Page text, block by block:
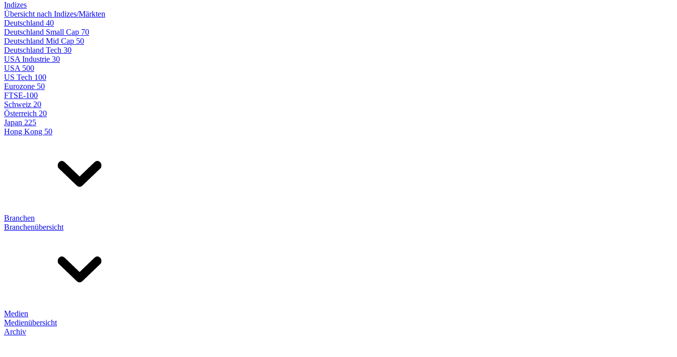
Indizes
Übersicht nach Indizes/Märkten
Deutschland 40
Deutschland Small Cap 70
Deutschland Mid Cap 50
Deutschland Tech 30
USA Industrie 30
USA 500
US Tech 100
Eurozone 50
FTSE-100
Schweiz 20
Österreich 20
Japan 225
Hong Kong 50
Branchen
Branchenübersicht
Medien
Medienübersicht
Archiv